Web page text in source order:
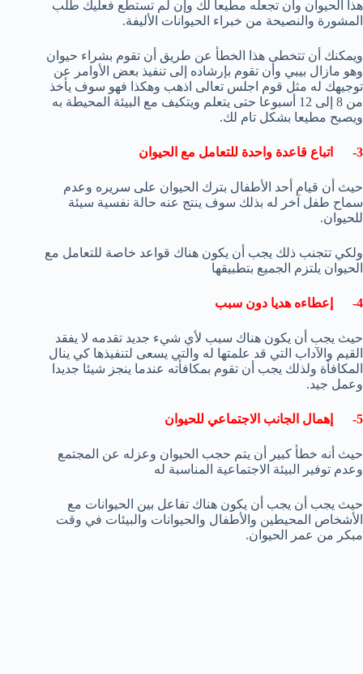
هذا الحيوان وأن تجعله مطيعا لك وإن لم تستطع فعليك طلب
المشورة والنصيحة من خبراء الحيوانات الأليفة.
ويمكنك أن تتخطى هذا الخطأ عن طريق أن تقوم بشراء حيوان
وهو مازال بيبي وأن تقوم بإرشاده إلى تنفيذ بعض الأوامر عن
توجيهك له مثل قوم اجلس تعالى اذهب وهكذا فهو سوف يأخذ
من 8 إلى 12 أسبوعا حتى يتعلم ويتكيف مع البيئة المحيطة به
ويصبح مطيعا بشكل تام لك.
3- اتباع قاعدة واحدة للتعامل مع الحيوان
حيث أن قيام أحد الأطفال بترك الحيوان على سريره وعدم
سماح طفل آخر له بذلك سوف ينتج عنه حالة نفسية سيئة
للحيوان.
ولكي تتجنب ذلك يجب أن يكون هناك قواعد خاصة للتعامل مع
الحيوان يلتزم الجميع بتطبيقها
4- إعطاءه هديا دون سبب
حيث يجب أن يكون هناك سبب لأي شيء جديد تقدمه لا يفقد
القيم والآداب التي قد علمتها له والتي يسعى لتنفيذها كي ينال
المكافأة ولذلك يجب أن تقوم بمكافأته عندما ينجز شيئا جديدا
وعمل جيد.
5- إهمال الجانب الاجتماعي للحيوان
حيث أنه خطأ كبير أن يتم حجب الحيوان وعزله عن المجتمع
وعدم توفير البيئة الاجتماعية المناسبة له
حيث يجب أن يجب أن يكون هناك تفاعل بين الحيوانات مع
الأشخاص المحيطين والأطفال والحيوانات والبيئات في وقت
مبكر من عمر الحيوان.